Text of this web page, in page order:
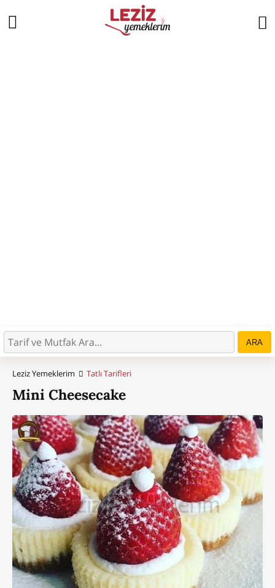
ARA
Leziz Yemeklerim Tatlı Tarifleri
Mini Cheesecake